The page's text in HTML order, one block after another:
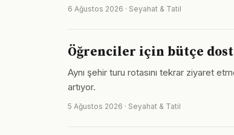
6 Ağustos 2026 · Seyahat & Tatil
Öğrenciler için bütçe
Aynı şehir turu rotasını tekrar ziyaret
artıyor.
5 Ağustos 2026 · Seyahat & Tatil